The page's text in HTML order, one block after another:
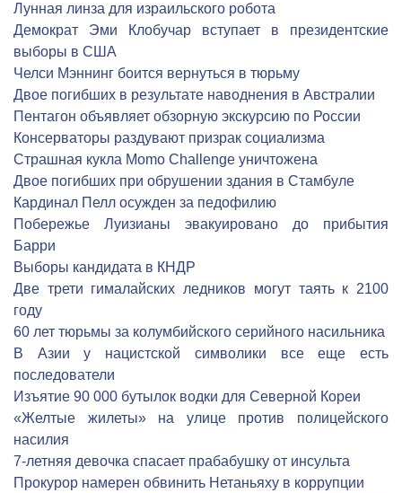
Лунная линза для израильского робота
Демократ Эми Клобучар вступает в президентские
выборы в США
Челси Мэннинг боится вернуться в тюрьму
Двое погибших в результате наводнения в Австралии
Пентагон объявляет обзорную экскурсию по России
Консерваторы раздувают призрак социализма
Страшная кукла Momo Challenge уничтожена
Двое погибших при обрушении здания в Стамбуле
Кардинал Пелл осужден за педофилию
Побережье Луизианы эвакуировано до прибытия
Барри
Выборы кандидата в КНДР
Две трети гималайских ледников могут таять к 2100
году
60 лет тюрьмы за колумбийского серийного насильника
В Азии у нацистской символики все еще есть
последователи
Изъятие 90 000 бутылок водки для Северной Кореи
«Желтые жилеты» на улице против полицейского
насилия
7-летняя девочка спасает прабабушку от инсульта
Прокурор намерен обвинить Нетаньяху в коррупции